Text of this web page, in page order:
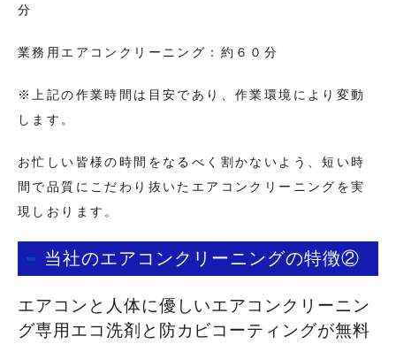
分
業務用エアコンクリーニング：約６０分
※上記の作業時間は目安であり、作業環境により変動
します。
お忙しい皆様の時間をなるべく割かないよう、短い時
間で品質にこだわり抜いたエアコンクリーニングを実
現しおります。
当社のエアコンクリーニングの特徴②
エアコンと人体に優しいエアコンクリーニン
グ専用エコ洗剤と防カビコーティングが無料